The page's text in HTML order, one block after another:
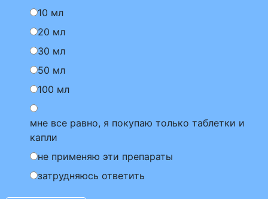
10 мл
20 мл
30 мл
50 мл
100 мл
мне все равно, я покупаю только таблетки и
капли
не применяю эти препараты
затрудняюсь ответить